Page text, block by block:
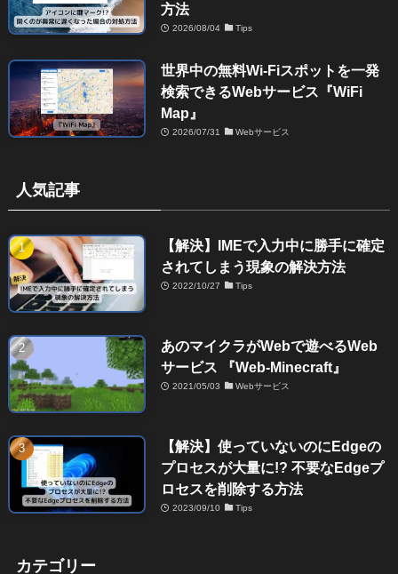
方法
2026/08/04 Tips
世界中の無料Wi-Fiスポットを一発
検索できるWebサービス『WiFi
Map』
2026/07/31 Webサービス
人気記事
【解決】IMEで入力中に勝手に確定
されてしまう現象の解決方法
2022/10/27 Tips
あのマイクラがWebで遊べるWeb
サービス 『Web-Minecraft』
2021/05/03 Webサービス
【解決】使っていないのにEdgeの
プロセスが大量に!? 不要なEdgeプ
ロセスを削除する方法
2023/09/10 Tips
カテゴリー